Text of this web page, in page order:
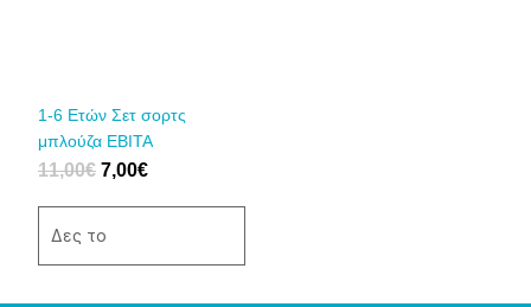
1-6 Eτών Σετ σορτς
μπλούζα ΕΒΙΤΑ
11,00€ 7,00€
Δες το
να
επιλεγούν
στη
σελίδα
του
προϊόντος